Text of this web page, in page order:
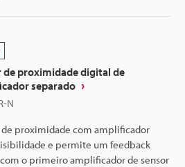
de proximidade digital de
separado
N
proximidade com amplificador
e permite um feedback
o primeiro amplificador de sensor